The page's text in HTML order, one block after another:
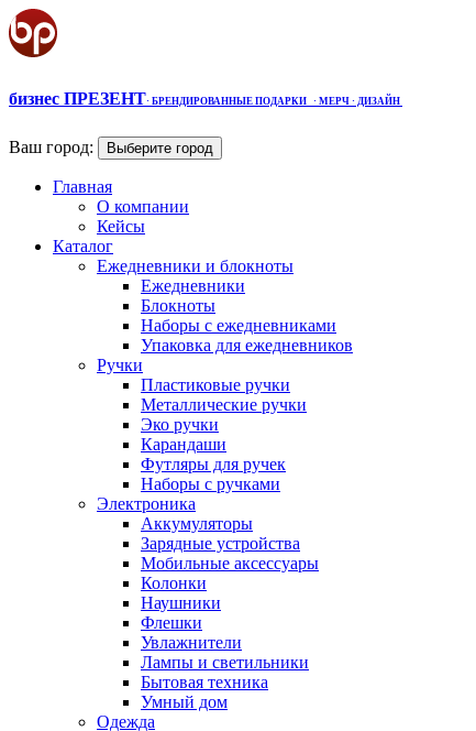
бизнес ПРЕЗЕНТ· БРЕНДИРОВАННЫЕ ПОДАРКИ · МЕРЧ · ДИЗАЙН
Ваш город: Выберите город
Главная
О компании
Кейсы
Каталог
Ежедневники и блокноты
Ежедневники
Блокноты
Наборы с ежедневниками
Упаковка для ежедневников
Ручки
Пластиковые ручки
Металлические ручки
Эко ручки
Карандаши
Футляры для ручек
Наборы с ручками
Электроника
Аккумуляторы
Зарядные устройства
Мобильные аксессуары
Колонки
Наушники
Флешки
Увлажнители
Лампы и светильники
Бытовая техника
Умный дом
Одежда